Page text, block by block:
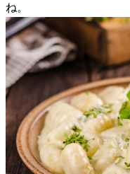
ね。